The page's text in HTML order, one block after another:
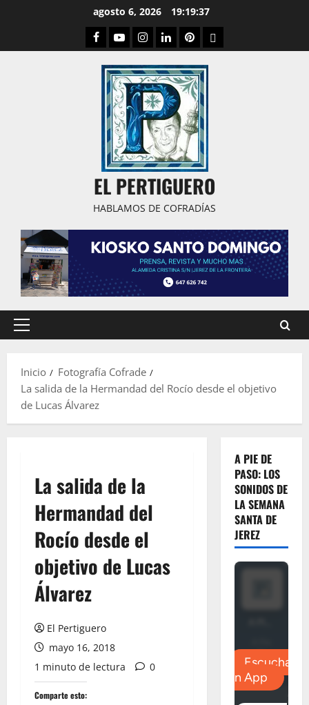
agosto 6, 2026 19:19:38
Facebook
YoutubeInstagram
LinkedPinterestDribbble
EL PERTIGUERO
HABLAMOS DE COFRADÍAS
Menú
Inicio
Fotografía Cofrade
La salida de la Hermandad del Rocío desde el objetivo
de Lucas Álvarez
La salida de la
Hermandad del
Rocío desde el
objetivo de Lucas
Álvarez
El Pertiguero
mayo 16, 2018
1 minuto de lectura
0
Comparte esto:
A PIE DE
PASO: LOS
SONIDOS DE
LA SEMANA
SANTA DE
JEREZ